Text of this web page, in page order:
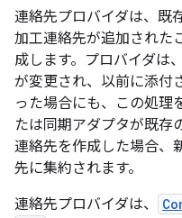
連絡先プロバイダは、既
加工連絡先が追加された
成します。プロバイダは
が変更され、以前に添付
った場合にも、この処理
たは同期アダプタが既存
連絡先を作成した場合、
先に集約されます。
連絡先プロバイダは、